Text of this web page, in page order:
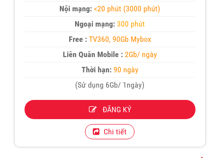
Nội mạng: <20 phút (3000 phút)
Ngoại mạng: 300 phút
Free : TV360, 90Gb Mybox
Liên Quân Mobile : 2Gb/ ngày
Thời hạn:90 ngày
(Sử dụng 6Gb/ 1ngày)
ĐĂNG KÝ
Chi tiết